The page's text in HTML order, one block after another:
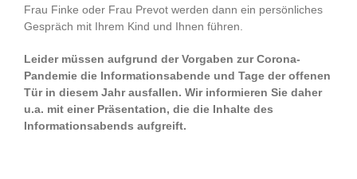
Frau Finke oder Frau Prevot werden dann ein persönliches
Gespräch mit Ihrem Kind und Ihnen führen.
Leider müssen aufgrund der Vorgaben zur Corona-
Pandemie die Informationsabende und Tage der offenen
Tür in diesem Jahr ausfallen. Wir informieren Sie daher
u.a. mit einer Präsentation, die die Inhalte des
Informationsabends aufgreift.